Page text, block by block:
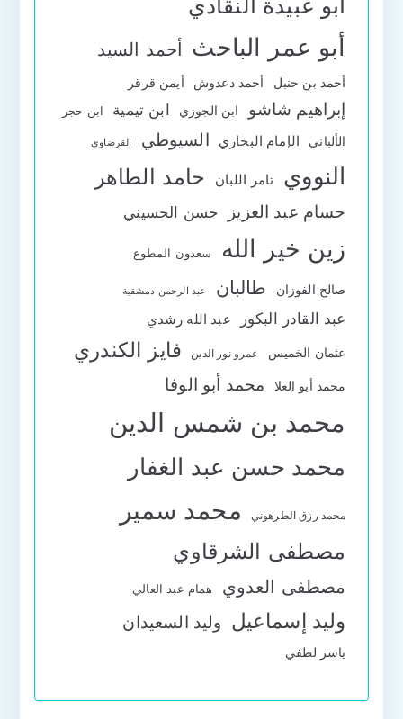
أبو عمر الباحث أحمد السيد
أحمد بن حنبل أحمد دعدوش أيمن قرقر
إبراهيم شاشو ابن الجوزي ابن تيمية ابن حجر
الألباني الإمام البخاري السيوطي القرضاوي
النووي تامر اللبان حامد الطاهر
حسام عبد العزيز حسن الحسيني
زين خير الله سعدون المطوع
صالح الفوزان طالبان عبد الرحمن دمشقية
عبد القادر البكور عبد الله رشدي
عثمان الخميس عمرو نور الدين فايز الكندري
محمد أبو العلا محمد أبو الوفا
محمد بن شمس الدين
محمد حسن عبد الغفار
محمد رزق الطرهوني محمد سمير
مصطفى الشرقاوي
مصطفى العدوي همام عبد العالي
وليد إسماعيل وليد السعيدان
ياسر لطفي